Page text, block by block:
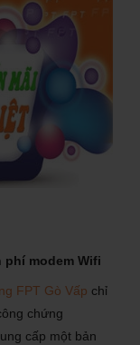
phí modem Wifi
FPT Gò Vấp chỉ
chứng
cấp một bản